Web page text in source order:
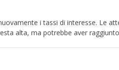
i tassi di interesse. Le
alta, ma potrebbe aver